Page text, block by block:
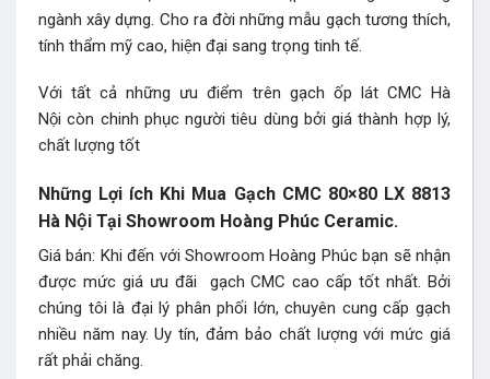
ngành xây dựng. Cho ra đời những mẫu gạch tương thích,
tính thẩm mỹ cao, hiện đại sang trọng tinh tế.
Với tất cả những ưu điểm trên gạch ốp lát CMC Hà
Nội còn chinh phục người tiêu dùng bởi giá thành hợp lý,
chất lượng tốt
Những Lợi ích Khi Mua Gạch CMC 80×80 LX 8813
Hà Nội Tại Showroom Hoàng Phúc Ceramic.
Giá bán: Khi đến với Showroom Hoàng Phúc bạn sẽ nhận
được mức giá ưu đãi gạch CMC cao cấp tốt nhất. Bởi
chúng tôi là đại lý phân phối lớn, chuyên cung cấp gạch
nhiều năm nay. Uy tín, đảm bảo chất lượng với mức giá
rất phải chăng.